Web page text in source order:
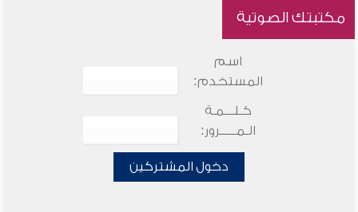
مكتبتك الصوتية
اسم
المستخدم:
كـلـــمـة
الـمـــــرور:
دخول المشتركين